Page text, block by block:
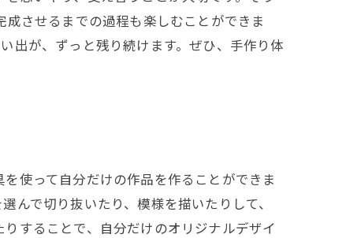
させるまでの過程も楽しむことができま
出が、ずっと残り続けます。ぜひ、手作り体
使って自分だけの作品を作ることができま
んで切り抜いたり、模様を描いたりして、
することで、自分だけのオリジナルデザイ